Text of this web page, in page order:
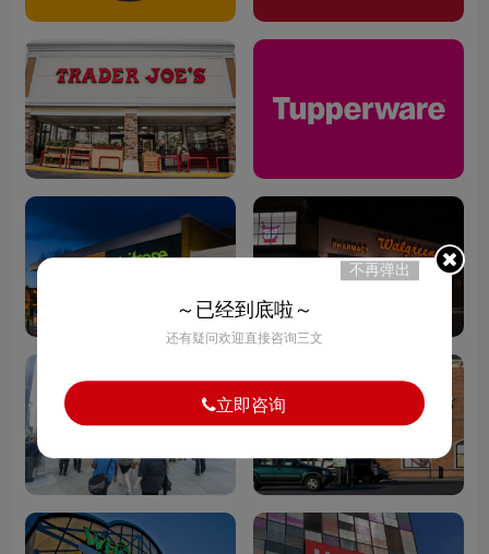
不再弹出
～已经到底啦～
还有疑问欢迎直接咨询三文
立即咨询